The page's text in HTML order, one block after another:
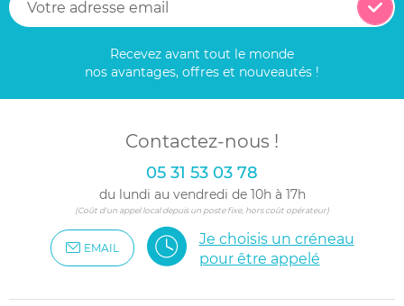
Recevez avant tout le monde
nos avantages, offres et nouveautés !
Contactez-nous !
05 31 53 03 78
du lundi au vendredi de 10h à 17h
(Coût d'un appel local depuis un poste fixe, hors coût opérateur)
EMAIL
Je choisis un créneau
pour être appelé